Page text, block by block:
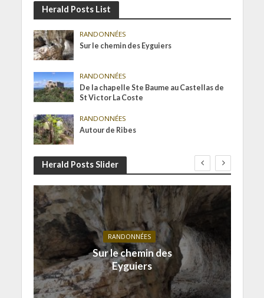
Herald Posts List
RANDONNÉES
Sur le chemin des Eyguiers
RANDONNÉES
De la chapelle Ste Baume au Castellas de
St Victor La Coste
RANDONNÉES
Autour de Ribes
Herald Posts Slider
RANDONNÉES
Sur le chemin des
Eyguiers